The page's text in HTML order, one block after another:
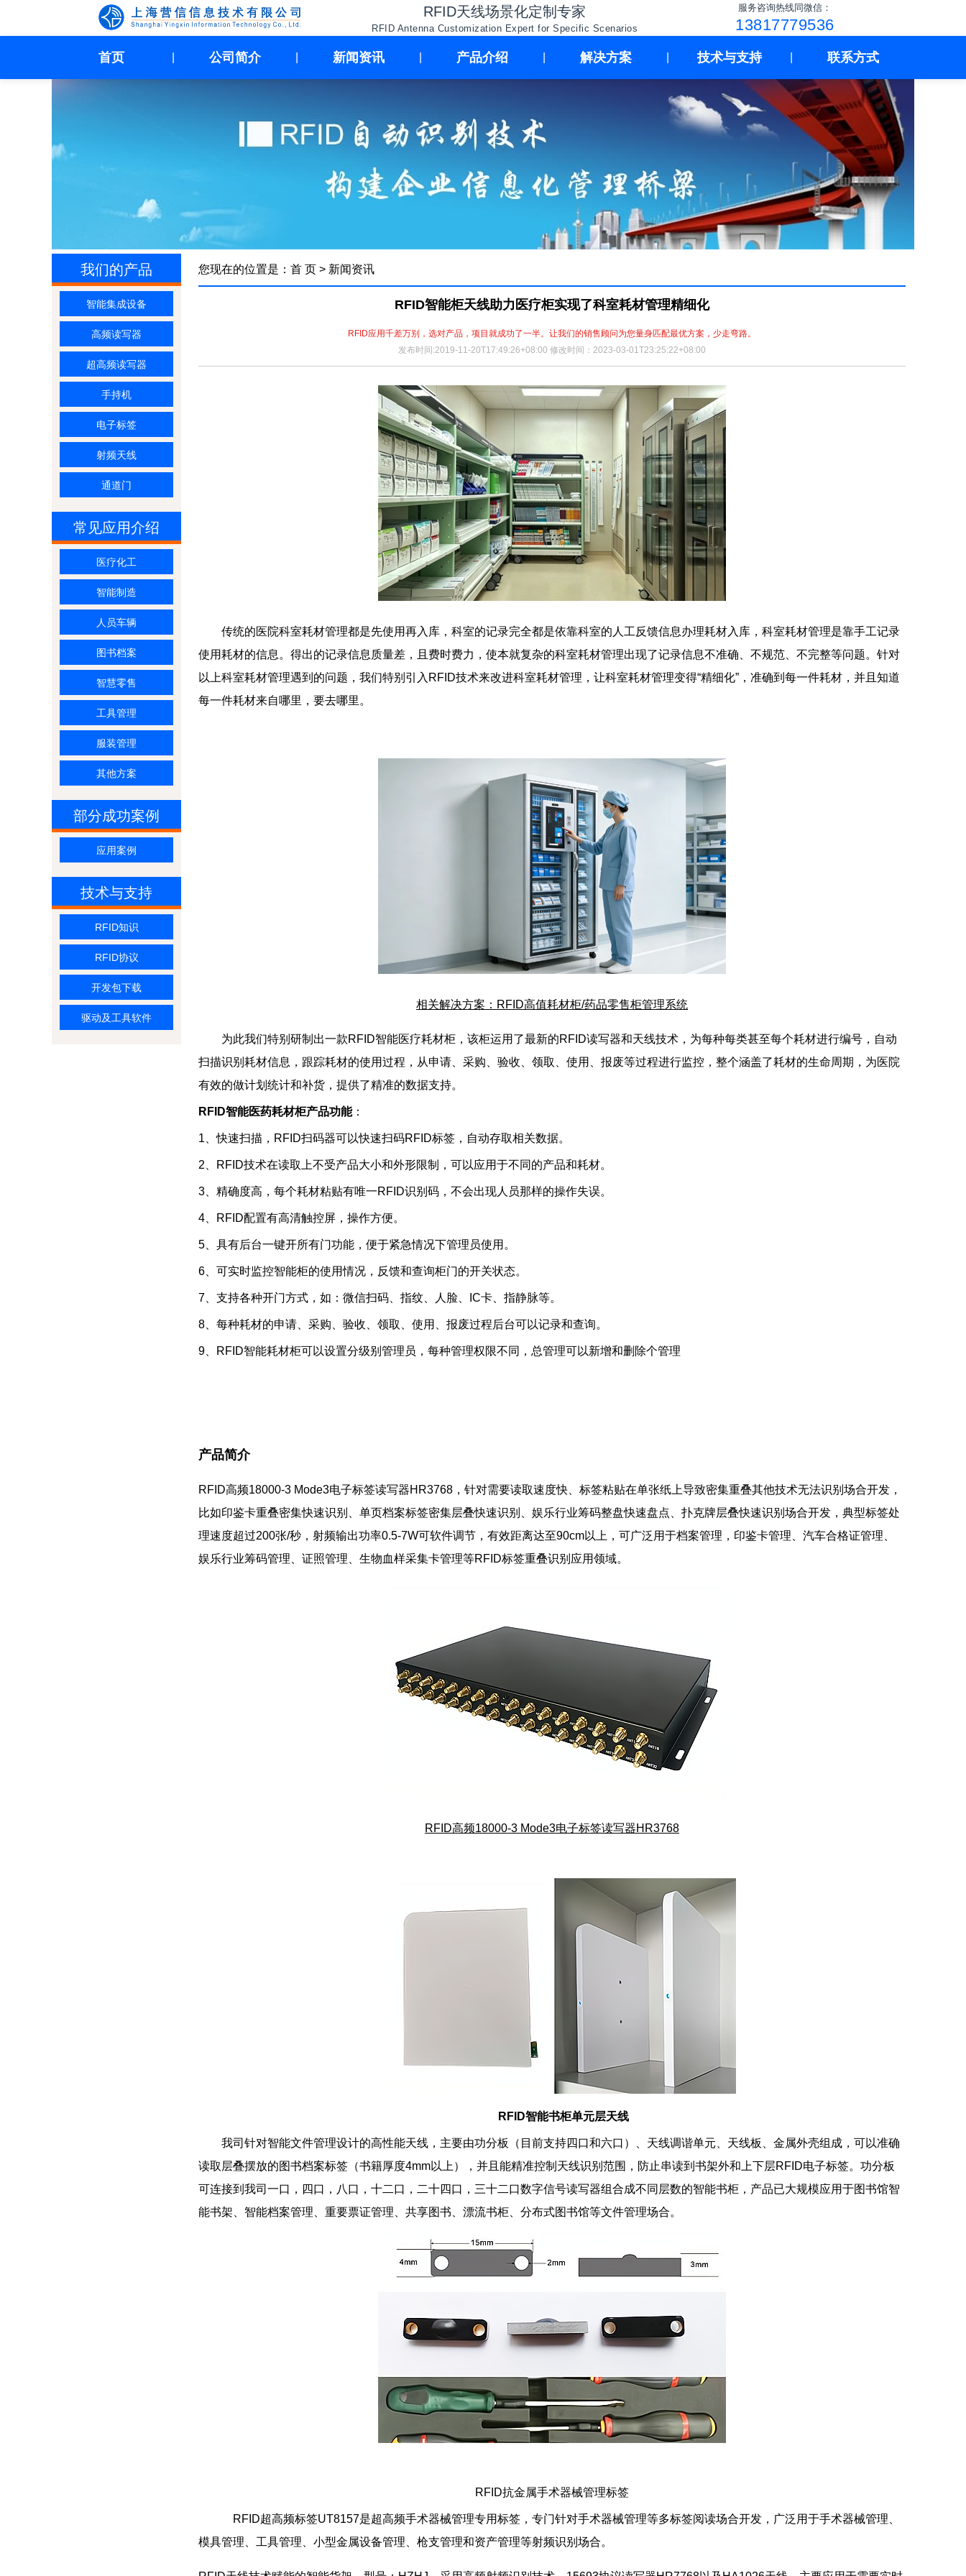
RFID天线场景化定制专家
RFID Antenna Customization Expert for Specific Scenarios
服务咨询热线同微信：
13817779536
首页 公司简介 新闻资讯 产品介绍 解决方案 技术与支持 联系方式
我们的产品
智能集成设备
高频读写器
超高频读写器
手持机
电子标签
射频天线
通道门
常见应用介绍
医疗化工
智能制造
人员车辆
图书档案
智慧零售
工具管理
服装管理
其他方案
部分成功案例
应用案例
技术与支持
RFID知识
RFID协议
开发包下载
驱动及工具软件
您现在的位置是： 首 页 > 新闻资讯
RFID智能柜天线助力医疗柜实现了科室耗材管理精细化
RFID应用千差万别，选对产品，项目就成功了一半。让我们的销售顾问为您量身匹配最优方案，少走弯路。
发布时间:2019-11-20T17:49:26+08:00 修改时间：2023-03-01T23:25:22+08:00
传统的医院科室耗材管理都是先使用再入库，科室的记录完全都是依靠科室的人工反馈信息办理耗材入库，科室耗材管理是靠手工记录
使用耗材的信息。得出的记录信息质量差，且费时费力，使本就复杂的科室耗材管理出现了记录信息不准确、不规范、不完整等问题。针对
以上科室耗材管理遇到的问题，我们特别引入RFID技术来改进科室耗材管理，让科室耗材管理变得“精细化”，准确到每一件耗材，并且知道
每一件耗材来自哪里，要去哪里。
相关解决方案：RFID高值耗材柜/药品零售柜管理系统
为此我们特别研制出一款RFID智能医疗耗材柜，该柜运用了最新的RFID读写器和天线技术，为每种每类甚至每个耗材进行编号，自动
扫描识别耗材信息，跟踪耗材的使用过程，从申请、采购、验收、领取、使用、报废等过程进行监控，整个涵盖了耗材的生命周期，为医院
有效的做计划统计和补货，提供了精准的数据支持。
RFID智能医药耗材柜产品功能：
1、快速扫描，RFID扫码器可以快速扫码RFID标签，自动存取相关数据。
2、RFID技术在读取上不受产品大小和外形限制，可以应用于不同的产品和耗材。
3、精确度高，每个耗材粘贴有唯一RFID识别码，不会出现人员那样的操作失误。
4、RFID配置有高清触控屏，操作方便。
5、具有后台一键开所有门功能，便于紧急情况下管理员使用。
6、可实时监控智能柜的使用情况，反馈和查询柜门的开关状态。
7、支持各种开门方式，如：微信扫码、指纹、人脸、IC卡、指静脉等。
8、每种耗材的申请、采购、验收、领取、使用、报废过程后台可以记录和查询。
9、RFID智能耗材柜可以设置分级别管理员，每种管理权限不同，总管理可以新增和删除个管理
产品简介
RFID高频18000-3 Mode3电子标签读写器HR3768，针对需要读取速度快、标签粘贴在单张纸上导致密集重叠其他技术无法识别场合开发，
比如印鉴卡重叠密集快速识别、单页档案标签密集层叠快速识别、娱乐行业筹码整盘快速盘点、扑克牌层叠快速识别场合开发，典型标签处
理速度超过200张/秒，射频输出功率0.5-7W可软件调节，有效距离达至90cm以上，可广泛用于档案管理，印鉴卡管理、汽车合格证管理、
娱乐行业筹码管理、证照管理、生物血样采集卡管理等RFID标签重叠识别应用领域。
RFID高频18000-3 Mode3电子标签读写器HR3768
RFID智能书柜单元层天线
我司针对智能文件管理设计的高性能天线，主要由功分板（目前支持四口和六口）、天线调谐单元、天线板、金属外壳组成，可以准确
读取层叠摆放的图书档案标签（书籍厚度4mm以上），并且能精准控制天线识别范围，防止串读到书架外和上下层RFID电子标签。功分板
可连接到我司一口，四口，八口，十二口，二十四口，三十二口数字信号读写器组合成不同层数的智能书柜，产品已大规模应用于图书馆智
能书架、智能档案管理、重要票证管理、共享图书、漂流书柜、分布式图书馆等文件管理场合。
RFID抗金属手术器械管理标签
RFID超高频标签UT8157是超高频手术器械管理专用标签，专门针对手术器械管理等多标签阅读场合开发，广泛用于手术器械管理、
模具管理、工具管理、小型金属设备管理、枪支管理和资产管理等射频识别场合。